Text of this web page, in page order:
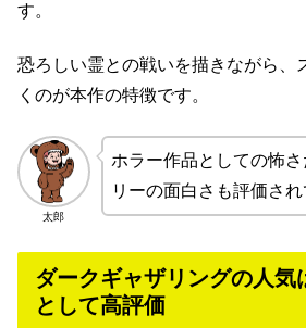
す。
恐ろしい霊との戦いを描きながら、
くのが本作の特徴です。
太郎
ホラー作品としての怖
リーの面白さも評価され
ダークギャザリングの人気
として高評価